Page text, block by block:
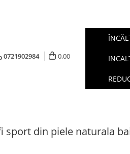
0721902984 0,00
sport din piele naturala